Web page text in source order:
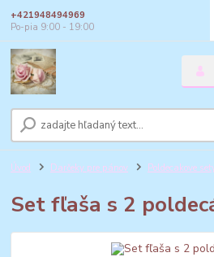
+421948494969
Po-pia 9:00 - 19:00
Úvod Darčeky pre pánov Poldecakove
Set fľaša s 2